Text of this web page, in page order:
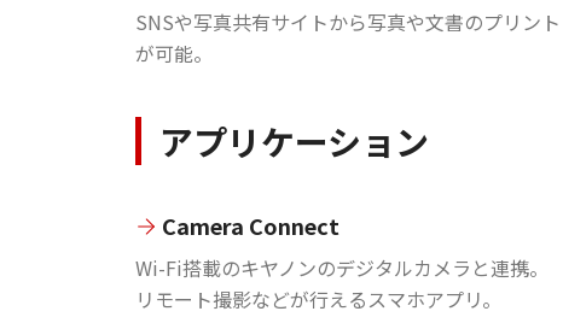
SNSや写真共有サイトから写真や文書のプリント
が可能。
アプリケーション
Camera Connect
Wi-Fi搭載のキヤノンのデジタルカメラと連携。
リモート撮影などが行えるスマホアプリ。